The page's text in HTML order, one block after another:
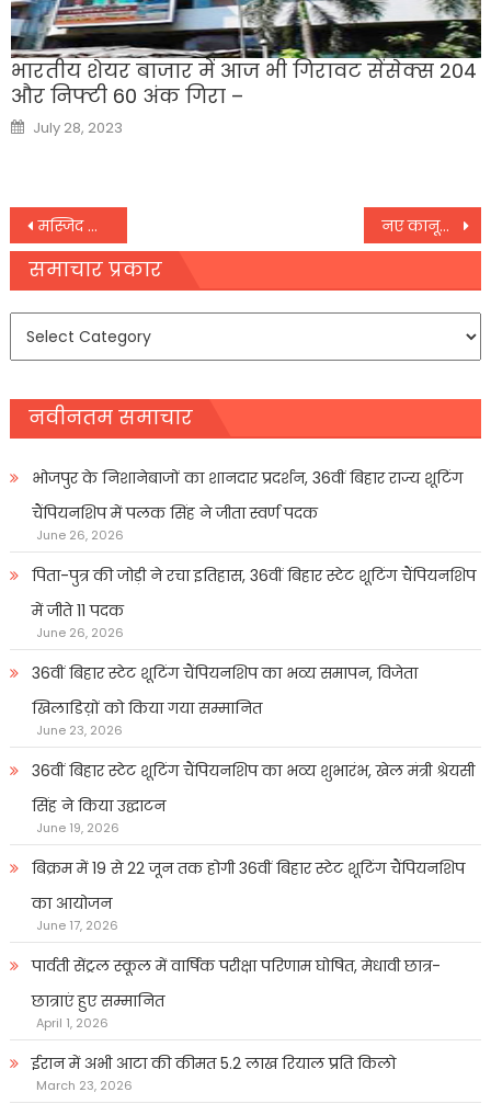
भारतीय शेयर बाजार में आज भी गिरावट सेंसेक्स 204
और निफ्टी 60 अंक गिरा –
Posted
on
July 28, 2023
Post
navigation
मस्जिद के पास अवैध कब्जों पर चला बुलडोजर, पुलिस के 100 जवान रहे तैनात नए कानूनी पचड़े में फंसी ‘IC814: द कंधार हाइजैक’, अब ANI ने खटखटाया कोर्ट का दरवाजा
समाचार प्रकार
समाचार
नवीनतम समाचार
भोजपुर के निशानेबाजों का शानदार प्रदर्शन, 36वीं बिहार राज्य शूटिंग
चैंपियनशिप में पलक सिंह ने जीता स्वर्ण पदक
June 26, 2026
पिता-पुत्र की जोड़ी ने रचा इतिहास, 36वीं बिहार स्टेट शूटिंग चैंपियनशिप
में जीते 11 पदक
June 26, 2026
36वीं बिहार स्टेट शूटिंग चैंपियनशिप का भव्य समापन, विजेता
खिलाडिय़ों को किया गया सम्मानित
June 23, 2026
36वीं बिहार स्टेट शूटिंग चैंपियनशिप का भव्य शुभारंभ, खेल मंत्री श्रेयसी
सिंह ने किया उद्घाटन
June 19, 2026
बिक्रम में 19 से 22 जून तक होगी 36वीं बिहार स्टेट शूटिंग चैंपियनशिप
का आयोजन
June 17, 2026
पार्वती सेंट्रल स्कूल में वार्षिक परीक्षा परिणाम घोषित, मेधावी छात्र-
छात्राएं हुए सम्मानित
April 1, 2026
ईरान में अभी आटा की कीमत 5.2 लाख रियाल प्रति किलो
March 23, 2026